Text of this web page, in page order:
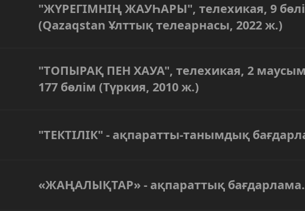
"ЖҮРЕГІМНІҢ ЖАУҺАРЫ", телехикая, 9
(Qazaqstan Ұлттық телеарнасы, 2022 ж.)
"ТОПЫРАҚ ПЕН ХАУА", телехикая, 2
177 бөлім (Түркия, 2010 ж.)
"ТЕКТІЛІК" - ақпаратты-танымдық
«ЖАҢАЛЫҚТАР» - ақпараттық бағдарлама.